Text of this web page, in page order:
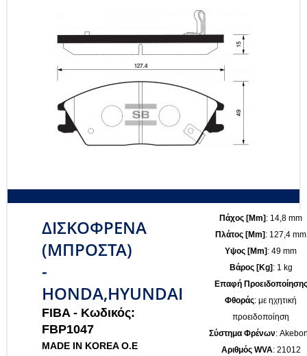
ΔΙΣΚΟΦΡΕΝΑ
(ΜΠΡΟΣΤΑ)
-
HONDA,HYUNDAI
FIBA - Κωδικός:
FBP1047
MADE IN KOREA O.E
Πάχος [mm] : 14,8 mm
Πλάτος [mm] : 127,4 mm
Υψος [mm] : 49 mm
Βάρος [kg] : 1 kg
Επαφή Προειδοποίησης
Φθοράς: με ηχητική
προειδοποίηση
Σύστημα Φρένων:
Αριθμός WVA: 21012